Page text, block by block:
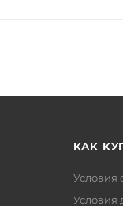
КАК
Условия
Условия